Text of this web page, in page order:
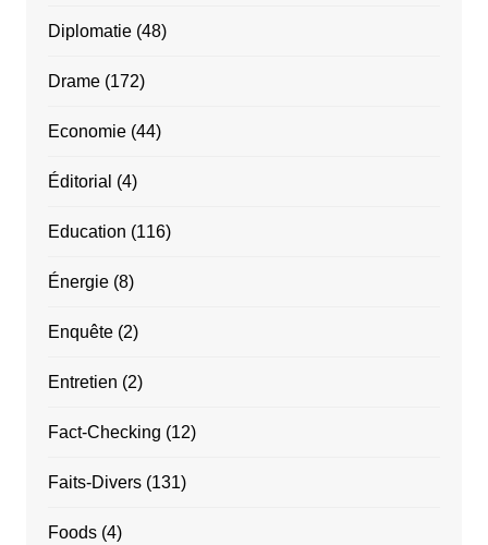
Diplomatie(48)
Drame(172)
Economie(44)
Éditorial (4)
Education (116)
Énergie(8)
Enquête(2)
Entretien (2)
Fact-Checking (12)
Faits-Divers(131)
Foods(4)